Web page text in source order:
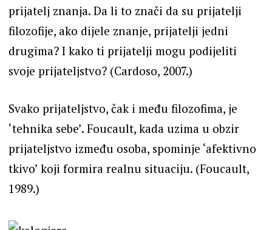
prijatelj znanja. Da li to znači da su prijatelji
filozofije, ako dijele znanje, prijatelji jedni
drugima? I kako ti prijatelji mogu podijeliti
svoje prijateljstvo? (Cardoso, 2007.)
Svako prijateljstvo, čak i među filozofima, je
‘tehnika sebe’. Foucault, kada uzima u obzir
prijateljstvo između osoba, spominje ‘afektivno
tkivo’ koji formira realnu situaciju. (Foucault,
1989.)